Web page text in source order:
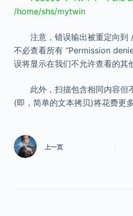
/home/shs/mytwin
注意，错误输出被重定向到
不必查看所有 “Permission
误将显示在我们不允许查看的其
此外，扫描包含相同内容但
(即，简单的文本拷贝)将花费更
上一页